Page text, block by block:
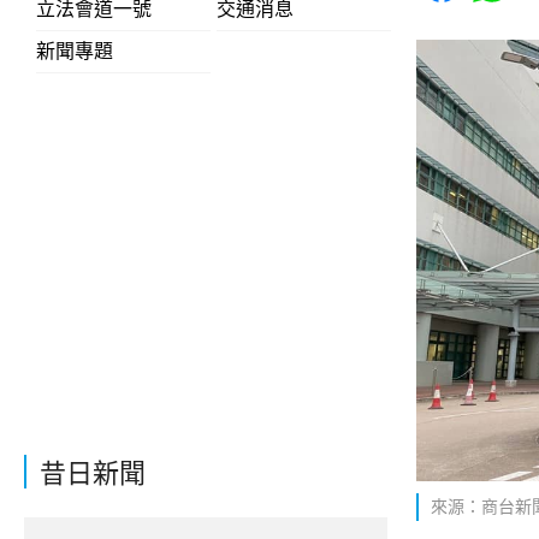
立法會道一號
交通消息
新聞專題
昔日新聞
來源：商台新